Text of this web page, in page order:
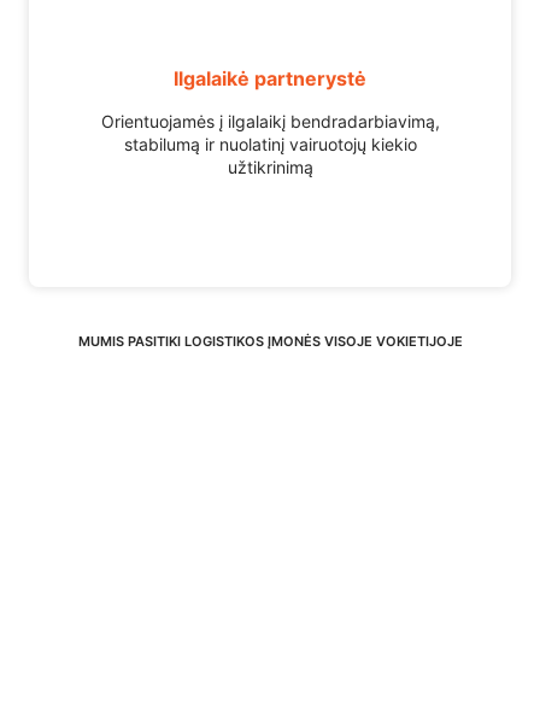
Ilgalaikė partnerystė
Orientuojamės į ilgalaikį bendradarbiavimą,
stabilumą ir nuolatinį vairuotojų kiekio
užtikrinimą
MUMIS PASITIKI LOGISTIKOS ĮMONĖS VISOJE VOKIETIJOJE